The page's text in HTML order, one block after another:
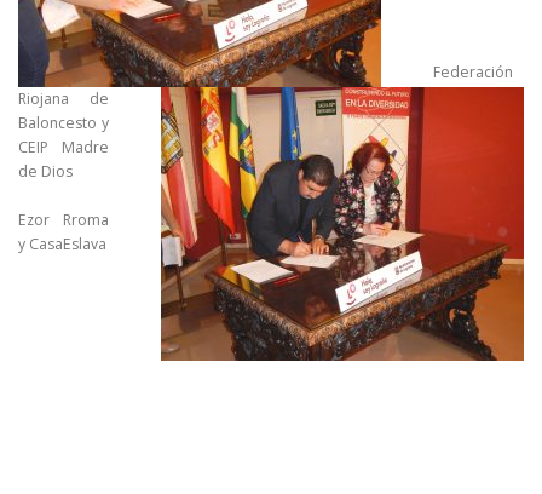
Federación
Riojana de
Baloncesto y
CEIP Madre
de Dios
Ezor Rroma
y CasaEslava